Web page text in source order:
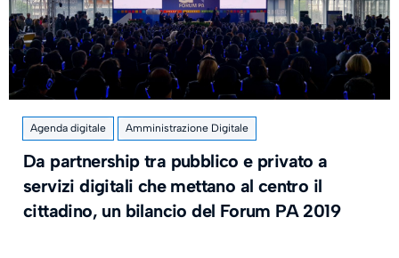
Agenda digitale Amministrazione Digitale
Da partnership tra pubblico e privato a
servizi digitali che mettano al centro il
cittadino, un bilancio del Forum PA 2019